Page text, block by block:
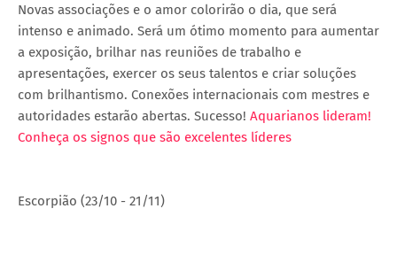
Novas associações e o amor colorirão o dia, que será
intenso e animado. Será um ótimo momento para aumentar
a exposição, brilhar nas reuniões de trabalho e
apresentações, exercer os seus talentos e criar soluções
com brilhantismo. Conexões internacionais com mestres e
autoridades estarão abertas. Sucesso! Aquarianos lideram!
Conheça os signos que são excelentes líderes
Escorpião (23/10 - 21/11)